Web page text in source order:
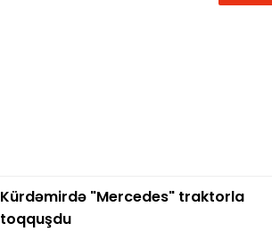
Kürdəmirdə "Mercedes" traktorla
toqquşdu